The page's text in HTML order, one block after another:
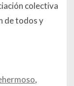
colectiva
de todos y
,